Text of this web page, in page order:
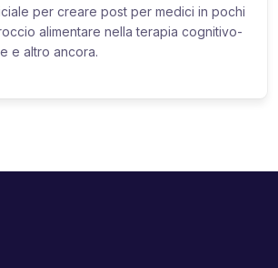
per creare post per medici in pochi
alimentare nella terapia cognitivo-
e altro ancora.